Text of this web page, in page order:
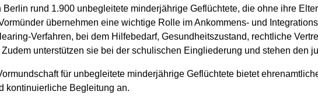
Berlin rund 1.900 unbegleitete minderjährige Geflüchtete, die ohne ihre
übernehmen eine wichtige Rolle im Ankommens- und
Verfahren, bei dem Hilfebedarf, Gesundheitszustand, rechtliche
unterstützen sie bei der schulischen Eingliederung und stehen den
für unbegleitete minderjährige Geflüchtete bietet
kontinuierliche Begleitung an.